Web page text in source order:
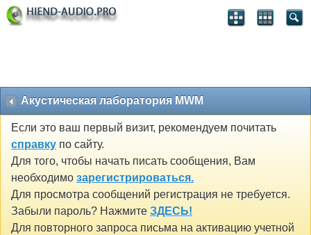
Акустическая лаборатория MWM
Если это ваш первый визит, рекомендуем почитать
справку по сайту.
Для того, чтобы начать писать сообщения, Вам
необходимо зарегистрироваться.
Для просмотра сообщений регистрация не требуется.
Забыли пароль? Нажмите ЗДЕСЬ!
Для повторного запроса письма на активацию учетной